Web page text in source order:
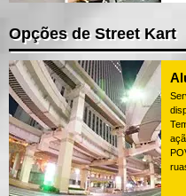
Opções de Street Kart